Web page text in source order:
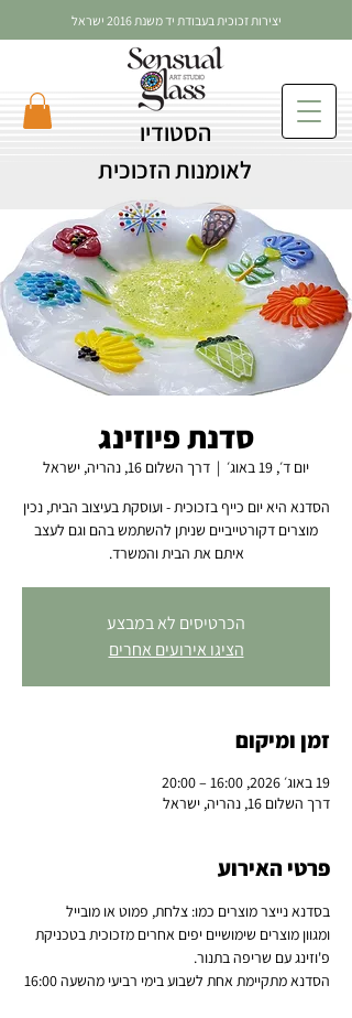
הסטודיו
לאומנות הזכוכית
יצירות זכוכית בעבודת יד משנת 2016 ישראל
סדנת פיוזינג
יום ד׳, 19 באוג׳
  |
דרך השלום 16, נהריה, ישראל
הסדנא היא יום כייף בזכוכית - ועוסקת בעיצוב הבית, נכין
מוצרים דקורטייביים שניתן להשתמש בהם וגם לעצב
איתם את הבית והמשרד.
הכרטיסים לא במבצע
הציגו אירועים אחרים
זמן ומיקום
19 באוג׳ 2026, 16:00 – 20:00
דרך השלום 16, נהריה, ישראל
פרטי האירוע
בסדנא נייצר מוצרים כמו: צלחת, פמוט או מובייל
ומגוון מוצרים שימושיים יפים אחרים מזכוכית בטכניקת
פ'וזינג עם שריפה בתנור.
הסדנא מתקיימת אחת לשבוע בימי רביעי מהשעה 16:00